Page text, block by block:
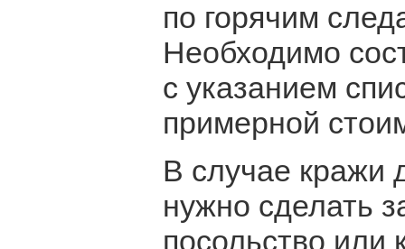
по горячим
Необходимо
с указанием
примерной
В случае кражи
нужно сделать
посольство или